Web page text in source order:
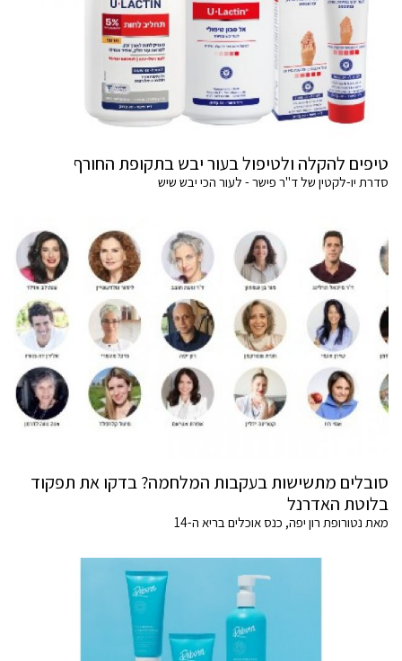
טיפים להקלה ולטיפול בעור יבש בתקופת החורף
סדרת יו-לקטין של ד"ר פישר - לעור הכי יבש שיש
סובלים מתשישות בעקבות המלחמה? בדקו את תפקוד
בלוטת האדרנל
מאת נטורופת רון יפה, כנס אוכלים בריא ה-14